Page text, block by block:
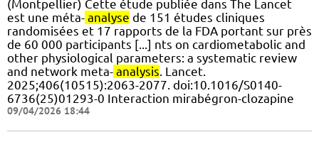
(Montpellier) Cette étude publiée dans The Lancet
est une méta- analyse de 151 études cliniques
randomisées et 17 rapports de la FDA portant sur près
de 60 000 participants [...] nts on cardiometabolic and
other physiological parameters: a systematic review
and network meta- analysis. Lancet.
2025;406(10515):2063-2077. doi:10.1016/S0140-
6736(25)01293-0 Interaction mirabégron-clozapine
09/04/2026 18:44